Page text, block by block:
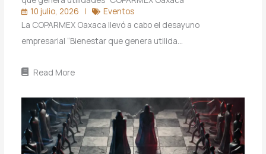
10 julio, 2026
Eventos
La COPARMEX Oaxaca llevó a cabo el desayuno
empresarial “Bienestar que genera utilida…
Read More